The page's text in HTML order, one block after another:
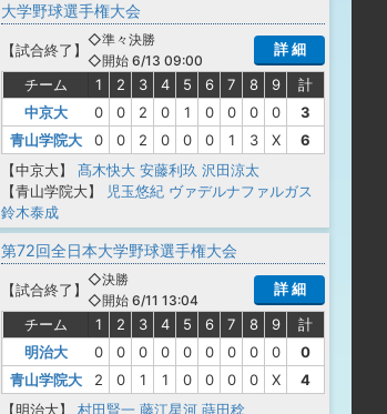
大学野球選手権大会
【試合終了 】
◇準々決勝
◇開始 6/13 09:00
詳 細
チーム 1 2 3 4 5 6 7 8 9
計
中京大
0 0 2 0 1 0 0 0 0
3
青山学院大
0 0 2 0 0 0 1 3 X
6
【中京大】
髙木快大 安藤利玖 沢田涼太
【青山学院大】
児玉悠紀 ヴァデルナファルガス
鈴木泰成
第72回全日本大学野球選手権大会
【試合終了 】
◇決勝
◇開始 6/11 13:04
詳 細
チーム 1 2 3 4 5 6 7 8 9
計
明治大
0 0 0 0 0 0 0 0 0
0
青山学院大
2 0 1 1 0 0 0 0 X
4
【明治大】
村田賢一 藤江星河 蒔田稔